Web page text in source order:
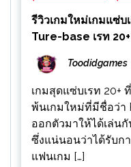
รีวิวเกมใหม่เกมแซ่
Ture-base เรท
Toodidgames
เกมสุดแซ่บเรท 20+
พ้นเกมใหม่ที่มีชื่อว่า
ออกตัวมาให้ได้เล่น
ซึ่งแน่นอนว่าได้รับก
แฟนเกม […]